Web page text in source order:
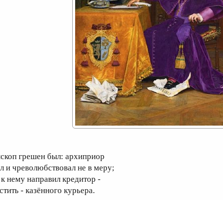
грешен был: архиприор
и чреволюбствовал не в меру;
нему направил кредитор -
- казённого курьера.